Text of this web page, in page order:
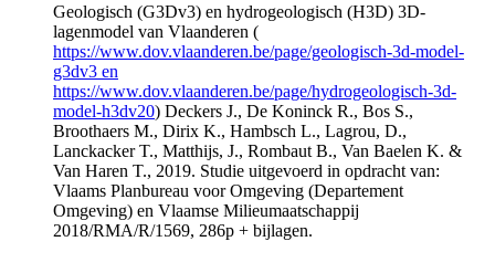
Geologisch (G3Dv3) en hydrogeologisch (H3D) 3D-
lagenmodel van Vlaanderen (
https://www.dov.vlaanderen.be/page/geologisch-3d-model-
g3dv3 en
https://www.dov.vlaanderen.be/page/hydrogeologisch-3d-
model-h3dv20) Deckers J., De Koninck R., Bos S.,
Broothaers M., Dirix K., Hambsch L., Lagrou, D.,
Lanckacker T., Matthijs, J., Rombaut B., Van Baelen K. &
Van Haren T., 2019. Studie uitgevoerd in opdracht van:
Vlaams Planbureau voor Omgeving (Departement
Omgeving) en Vlaamse Milieumaatschappij
2018/RMA/R/1569, 286p + bijlagen.